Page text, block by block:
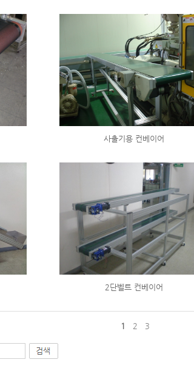
사출기용 컨베이어
2단벨트 컨베이어
1 2 3